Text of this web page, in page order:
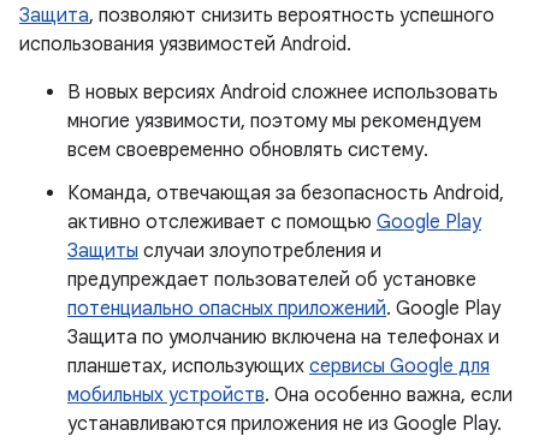
Защита, позволяют снизить вероятность успешного
использования уязвимостей Android.
В новых версиях Android сложнее использовать
многие уязвимости, поэтому мы рекомендуем
всем своевременно обновлять систему.
Команда, отвечающая за безопасность Android,
активно отслеживает с помощью Google Play
Защиты случаи злоупотребления и
предупреждает пользователей об установке
потенциально опасных приложений. Google Play
Защита по умолчанию включена на телефонах и
планшетах, использующих сервисы Google для
мобильных устройств. Она особенно важна, если
устанавливаются приложения не из Google Play.